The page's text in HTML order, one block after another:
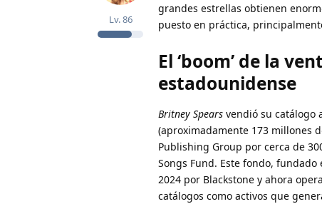
Lv.86
grandes estrellas obtienen
puesto en práctica,
El ‘boom’ de la
estadounidense
Britney Spears vendió su catálogo
(aproximadamente 173 millones
Publishing Group por cerca de
Songs Fund. Este fondo,
2024 por Blackstone y ahora
catálogos como activos que